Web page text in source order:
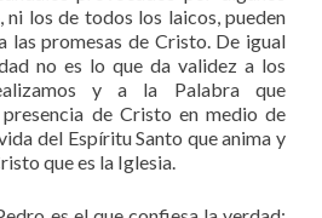
los de todos los laicos, pueden
las promesas de Cristo. De igual
no es lo que da validez a los
y a la Palabra que
de Cristo en medio de
del Espíritu Santo que anima y
que es la Iglesia.